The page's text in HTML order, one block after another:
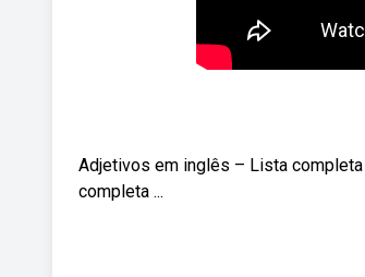
Adjetivos em inglês – Lista
completa ...